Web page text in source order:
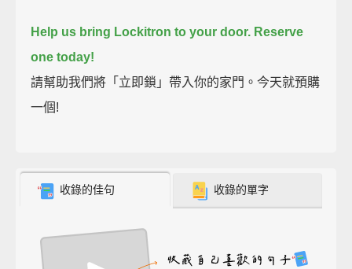
Help us bring Lockitron to your door. Reserve
one today!
請幫助我們將「立即鎖」帶入你的家門。今天就預購
一個!
收錄的佳句 收錄的單字